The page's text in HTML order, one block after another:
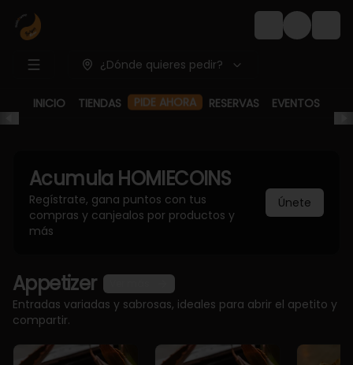
Login
¿Dónde quieres pedir?
INICIO TIENDAS PIDE AHORA RESERVAS EVENTOS
Acumula HOMIECOINS
Regístrate, gana puntos con tus
compras y canjealos por productos y
más
Únete
Appetizer
Entradas variadas y sabrosas, ideales para abrir el apetito y
compartir.